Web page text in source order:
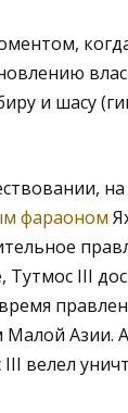
и шасу
на
фараоном
III
Азии.
велел